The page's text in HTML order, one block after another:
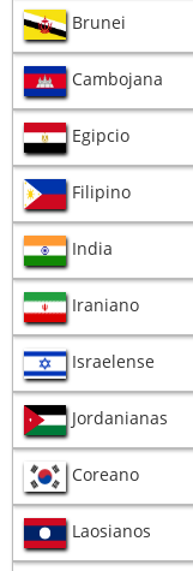
Brunei
Cambojana
Egipcio
Filipino
India
Iraniano
Israelense
Jordanianas
Coreano
Laosianos